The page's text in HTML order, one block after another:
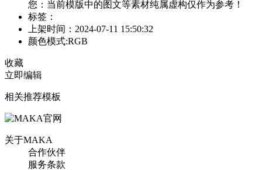
您：当前模版中的图文等素材纯属虚构仅作为参考！
标签：
上架时间：2024-07-11 15:50:32
颜色模式:RGB
收藏
立即编辑
相关推荐模板
关于MAKA
合作伙伴
服务条款